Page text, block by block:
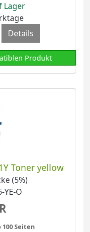
Lager
Details
Produkt
Toner yellow
(5%)
YE-O
100 Seiten